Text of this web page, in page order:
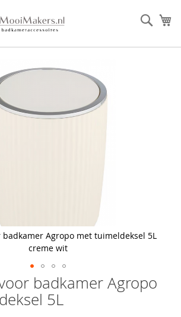
badkamer Agropo
5L
badkamer Agropo met tuimeldeksel 5L
creme wit